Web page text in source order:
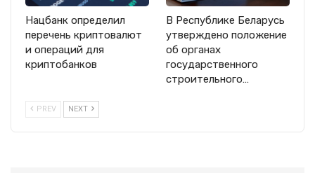
Нацбанк определил
перечень криптовалют
и операций для
криптобанков
В Республике Беларусь
утверждено положение
об органах
государственного
строительного…
PREV NEXT